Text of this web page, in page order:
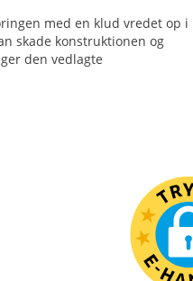
med en klud vredet op i
skade konstruktionen og
den vedlagte